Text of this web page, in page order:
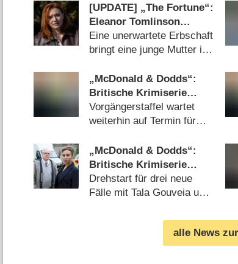
[UPDATE] „The Fortune“:
Eleanor Tomlinson
(„Poldark“) im ersten
Trailer zum britischen
Eine unerwartete Erbschaft
bringt eine junge Mutter in
21.05.2026)
„McDonald & Dodds“:
Britische Krimiserie
findet Termin für vierte
Staffel
Vorgängerstaffel wartet
weiterhin auf Termin für
11.07.2024)
„McDonald & Dodds“:
Britische Krimiserie
erhält zweite Staffel
Drehstart für drei neue
Fälle mit Tala Gouveia und
alle News